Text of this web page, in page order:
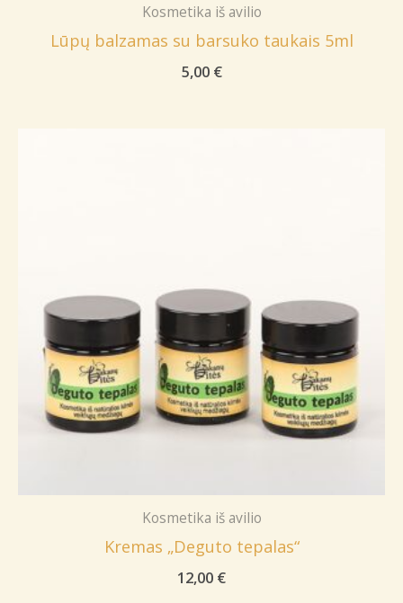
Kosmetika iš avilio
Lūpų balzamas su barsuko taukais 5ml
5,00 €
Kosmetika iš avilio
Kremas „Deguto tepalas“
12,00 €